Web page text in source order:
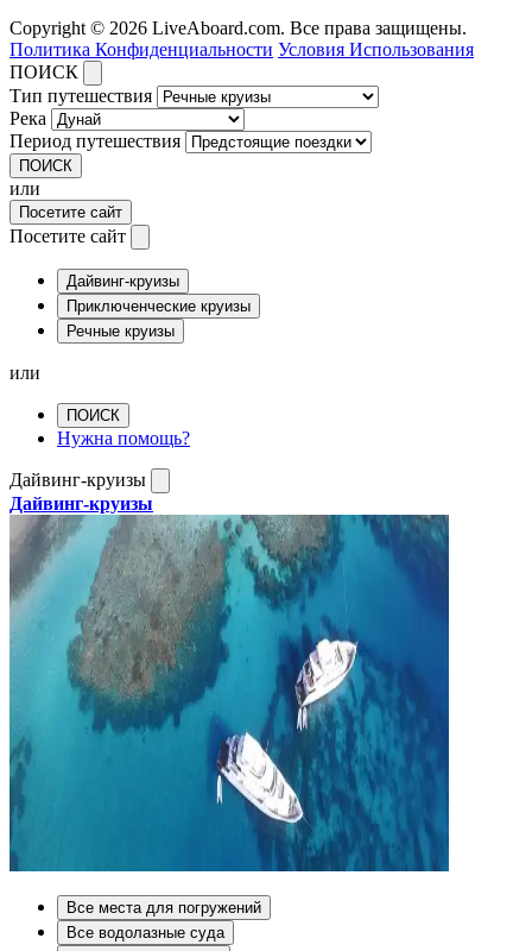
Copyright © 2026 LiveAboard.com. Все права защищены.
Политика Конфиденциальности Условия Использования
ПОИСК
Тип путешествия
Река
Период путешествия
ПОИСК
или
Посетите сайт
Посетите сайт
Дайвинг-круизы
Приключенческие круизы
Речные круизы
или
ПОИСК
Нужна помощь?
Дайвинг-круизы
Дайвинг-круизы
Все места для погружений
Все водолазные суда